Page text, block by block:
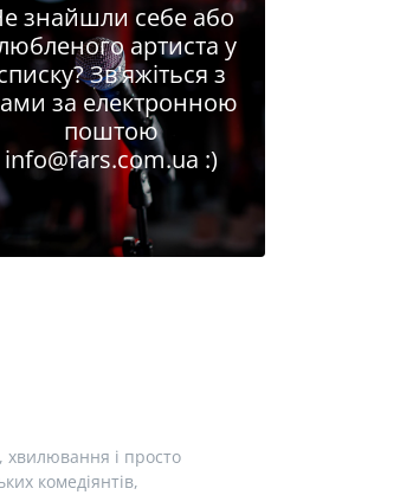
знайшли себе або
артиста у
Зв'яжіться з
за електронною
поштою
info@fars.com.ua :)
хвилювання і просто
комедіянтів,